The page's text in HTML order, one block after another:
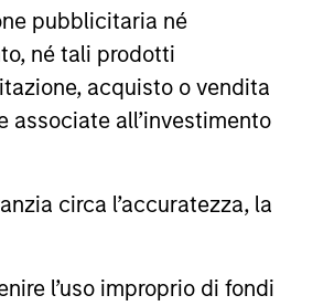
pubblicitaria né
né tali prodotti
acquisto o vendita
all’investimento
circa l’accuratezza, la
l’uso improprio di fondi
la Sede legale all’indirizzo
sezione “Informazioni
di Hong Kong. Copie gratuite in
annuali e semestrali e
cui esso è registrato per la vendita,